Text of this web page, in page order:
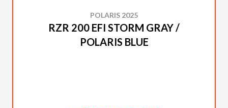
POLARIS 2025
RZR 200 EFI STORM GRAY /
POLARIS BLUE